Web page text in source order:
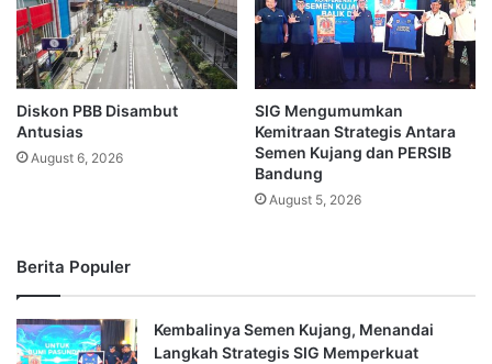
Diskon PBB Disambut
Antusias
August 6, 2026
SIG Mengumumkan
Kemitraan Strategis Antara
Semen Kujang dan PERSIB
Bandung
August 5, 2026
Berita Populer
Kembalinya Semen Kujang, Menandai
Langkah Strategis SIG Memperkuat